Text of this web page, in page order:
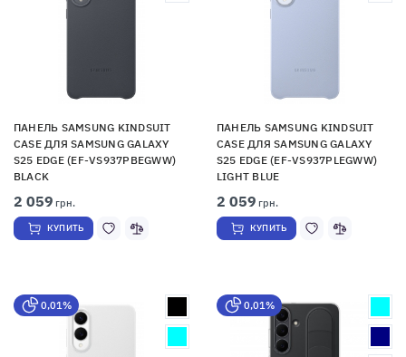
ПАНЕЛЬ SAMSUNG KINDSUIT
CASE ДЛЯ SAMSUNG GALAXY
S25 EDGE (EF-VS937PBEGWW)
BLACK
2 059 грн.
КУПИТЬ
ПАНЕЛЬ SAMSUNG KINDSUIT
CASE ДЛЯ SAMSUNG GALAXY
S25 EDGE (EF-VS937PLEGWW)
LIGHT BLUE
2 059 грн.
КУПИТЬ
0,01% 0,01%